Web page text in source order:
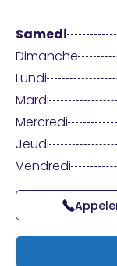
Samedi
Dimanche
Lundi
Mardi
Mercredi
Jeudi
Vendredi